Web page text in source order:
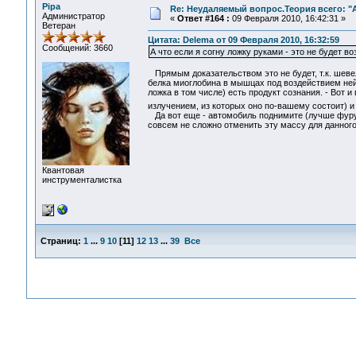
Pipa
Администратор
Ветеран
Сообщений: 3660
Квантовая
инструменталистка
Re: Неудаляемый вопрос.Теория всего:
« Ответ #164 : 09 Февраля 2010, 16:42:31 »
Цитата: Delema от 09 Февраля 2010, 16:32:59
А что если я согну ложку руками - это не будет
Прямым доказательством это не будет, т.к.
белка миоглобина в мышцах под воздействием
ложка в том числе) есть продукт сознания. - Вот
излучением, из которых оно по-вашему состоит)
Да вот еще - автомобиль поднимите (лучше
совсем не сложно отменить эту массу для
Страниц: 1 ... 9 10[11] 12 13 ... 39 Все